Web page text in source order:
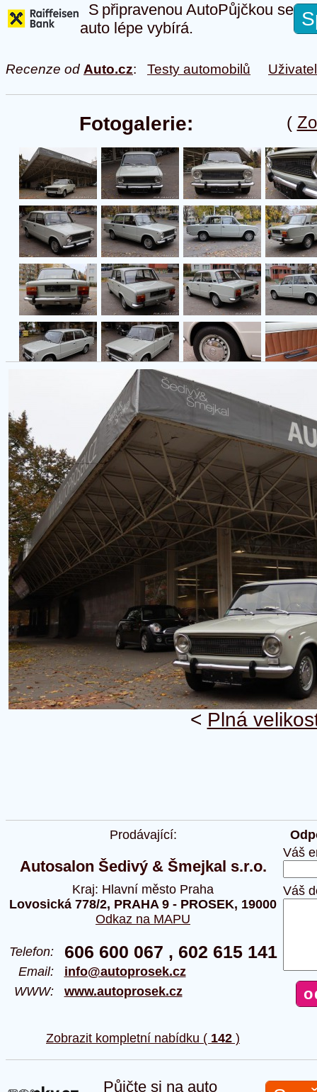
S připravenou AutoPůjčkou se
auto lépe vybírá.
Recenze od Auto.cz: Testy automobilů
(
Fotogalerie:
< Plná
Prodávající:
Autosalon Šedivý & Šmejkal s.r.o.
Kraj: Hlavní město Praha
Lovosická 778/2, PRAHA 9 - PROSEK, 19000
Odkaz na MAPU
Telefon: 606 600 067 , 602 615 141
Email: info@autoprosek.cz
WWW: www.autoprosek.cz
Zobrazit kompletní nabídku ( 142 )
Váš
Váš
Půjčte si na auto